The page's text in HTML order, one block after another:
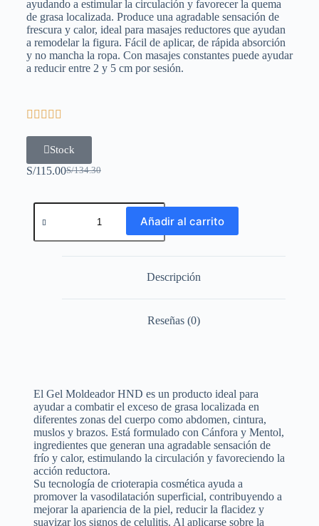
ayudando a estimular la circulación y favorecer la quema
de grasa localizada. Produce una agradable sensación de
frescura y calor, ideal para masajes reductores que ayudan
a remodelar la figura. Fácil de aplicar, de rápida absorción
y no mancha la ropa. Con masajes constantes puede ayudar
a reducir entre 2 y 5 cm por sesión.
    
Stock
S/134.30
S/115.00
Añadir al carrito
Descripción
Reseñas (0)
El Gel Moldeador HND es un producto ideal para
ayudar a combatir el exceso de grasa localizada en
diferentes zonas del cuerpo como abdomen, cintura,
muslos y brazos. Está formulado con Cánfora y Mentol,
ingredientes que generan una agradable sensación de
frío y calor, estimulando la circulación y favoreciendo la
acción reductora.
Su tecnología de crioterapia cosmética ayuda a
promover la vasodilatación superficial, contribuyendo a
mejorar la apariencia de la piel, reducir la flacidez y
suavizar los signos de celulitis. Al aplicarse sobre la